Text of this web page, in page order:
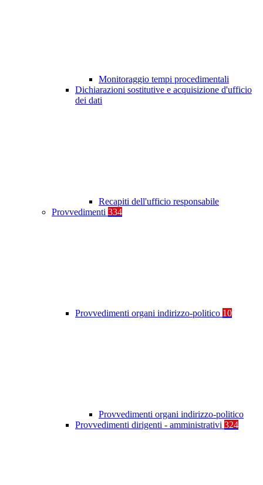
Monitoraggio tempi procedimentali
Dichiarazioni sostitutive e acquisizione d'ufficio
dei dati
Recapiti dell'ufficio responsabile
Provvedimenti 334
Provvedimenti organi indirizzo-politico 10
Provvedimenti organi indirizzo-politico
Provvedimenti dirigenti - amministrativi 324